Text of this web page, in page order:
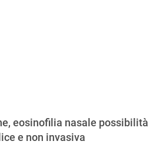
eosinofilia nasale possibilità
e non invasiva